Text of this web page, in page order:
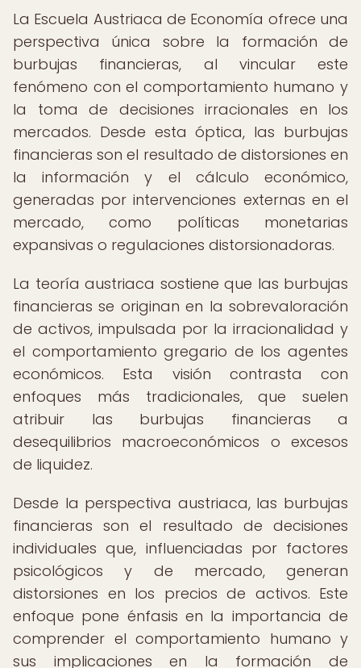
La Escuela Austriaca de Economía ofrece una
perspectiva única sobre la formación de
burbujas financieras, al vincular este
fenómeno con el comportamiento humano y
la toma de decisiones irracionales en los
mercados. Desde esta óptica, las burbujas
financieras son el resultado de distorsiones en
la información y el cálculo económico,
generadas por intervenciones externas en el
mercado, como políticas monetarias
expansivas o regulaciones distorsionadoras.
La teoría austriaca sostiene que las burbujas
financieras se originan en la sobrevaloración
de activos, impulsada por la irracionalidad y
el comportamiento gregario de los agentes
económicos. Esta visión contrasta con
enfoques más tradicionales, que suelen
atribuir las burbujas financieras a
desequilibrios macroeconómicos o excesos
de liquidez.
Desde la perspectiva austriaca, las burbujas
financieras son el resultado de decisiones
individuales que, influenciadas por factores
psicológicos y de mercado, generan
distorsiones en los precios de activos. Este
enfoque pone énfasis en la importancia de
comprender el comportamiento humano y
sus implicaciones en la formación de